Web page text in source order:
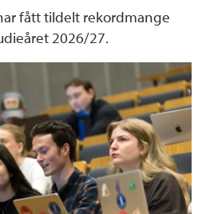
fått tildelt rekordmange
2026/27.